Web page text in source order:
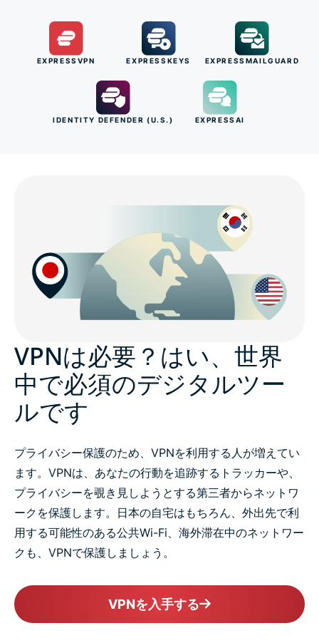
EXPRESSVPN EXPRESSKEYS EXPRESSMAILGUARD
IDENTITY DEFENDER (U.S.) EXPRESSAI
VPNは必要？はい、世界
中で必須のデジタルツー
ルです
プライバシー保護のため、VPNを利用する人が増えてい
ます。VPNは、あなたの行動を追跡するトラッカーや、
プライバシーを覗き見しようとする第三者からネットワ
ークを保護します。日本の自宅はもちろん、外出先で利
用する可能性のある公共Wi-Fi、海外滞在中のネットワー
クも、VPNで保護しましょう。
VPNを入手する